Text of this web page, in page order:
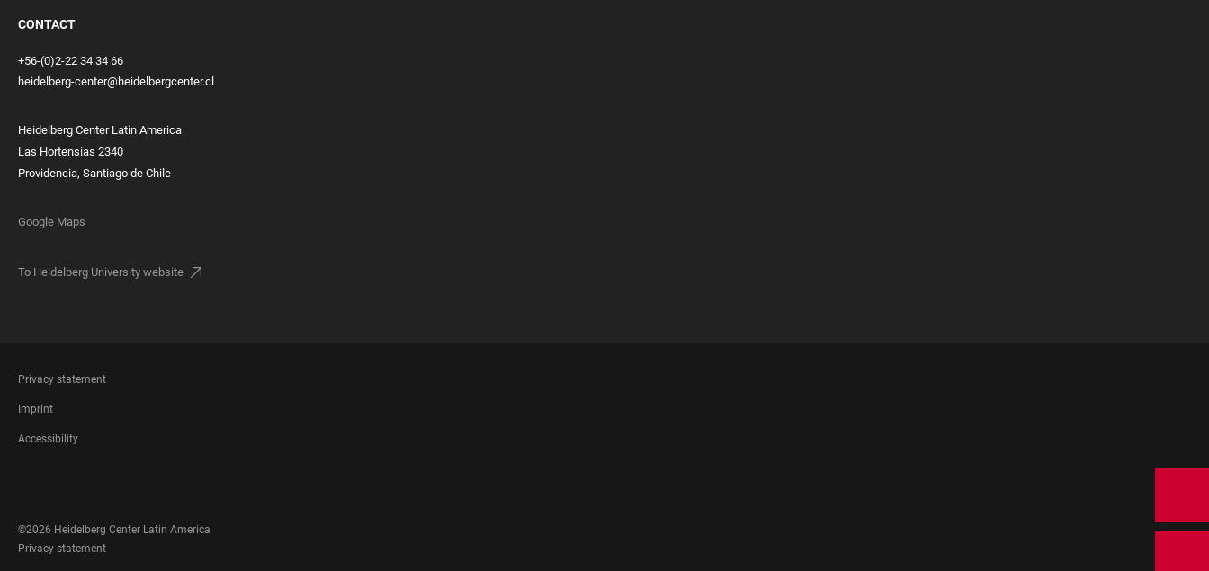
CONTACT
+56-(0)2-22 34 34 66
heidelberg-center@heidelbergcenter.cl
Heidelberg Center Latin America
Las Hortensias 2340
Providencia, Santiago de Chile
Google Maps
To Heidelberg University website
FOOTER
LEGAL
Privacy statement
Imprint
Accessibility
MEDIA
©2026 Heidelberg Center Latin America
FOOTER
Privacy statement